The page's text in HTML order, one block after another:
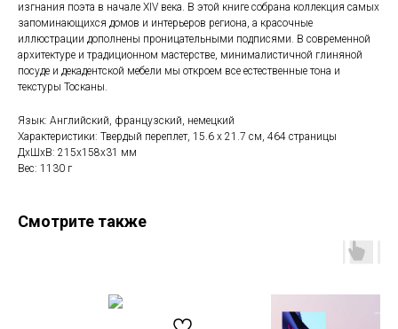
изгнания поэта в начале XIV века. В этой книге собрана коллекция самых
запоминающихся домов и интерьеров региона, а красочные
иллюстрации дополнены проницательными подписями. В современной
архитектуре и традиционном мастерстве, минималистичной глиняной
посуде и декадентской мебели мы откроем все естественные тона и
текстуры Тосканы.
Язык: Английский, французский, немецкий
Характеристики: Твердый переплет, 15.6 х 21.7 см, 464 страницы
ДxШxВ: 215x158x31 мм
Вес: 1130 г
Смотрите также